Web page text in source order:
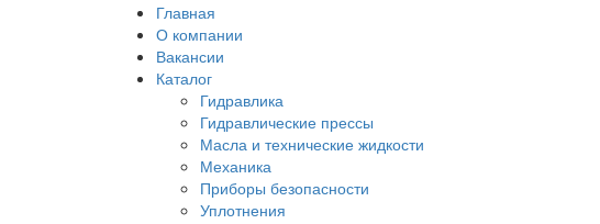
Главная
О компании
Вакансии
Каталог
Гидравлика
Гидравлические прессы
Масла и технические жидкости
Механика
Приборы безопасности
Уплотнения